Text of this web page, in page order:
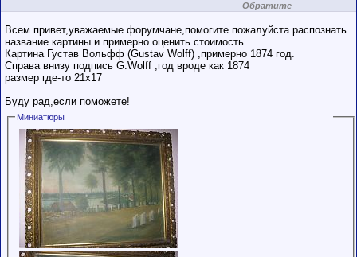
Обратите
внимание на
маленький стаж
пользователя на
этом форуме.
Сделки с
пользователями,
обладающими
Всем привет,уважаемые форумчане,помогите.пожалуйста распознать
название картины и примерно оценить стоимость.
Картина Густав Вольфф (Gustav Wolff) ,примерно 1874 год.
Справа внизу подпись G.Wolff ,год вроде как 1874
размер где-то 21х17
Буду рад,если поможете!
Миниатюры